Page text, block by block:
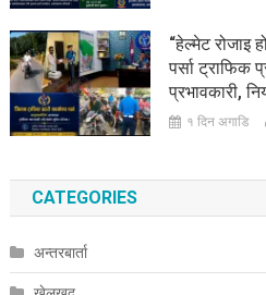
“हेल्मेट रोजाइ
पर्सा ट्राफिक
प्रभावकारी,
१ दिन अगाडि
CATEGORIES
अन्तरबार्ता